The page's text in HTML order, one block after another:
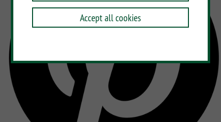
Accept all cookies